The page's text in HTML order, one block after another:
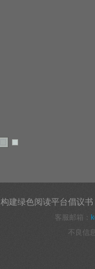
构建绿色阅读平台倡议书
客服邮箱：
不良信